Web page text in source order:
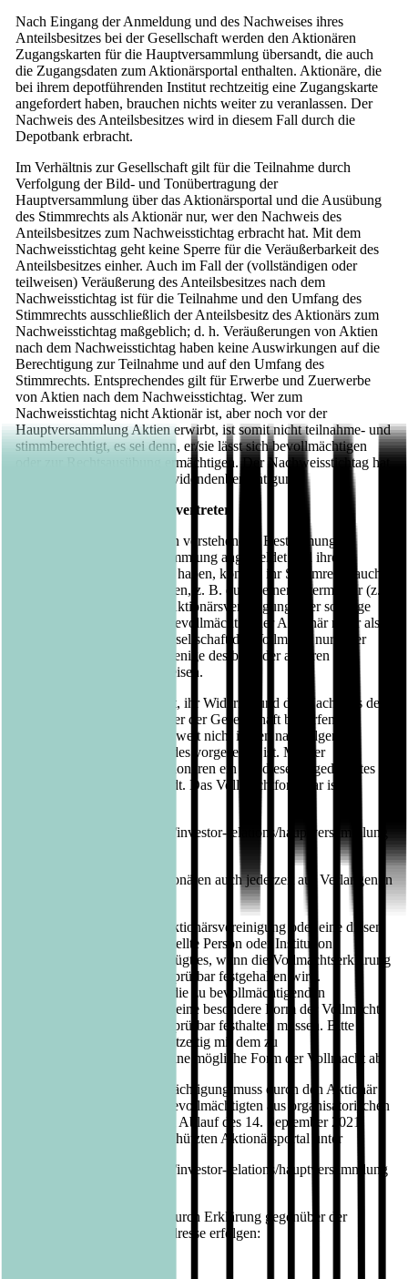
Nach Eingang der Anmeldung und des Nachweises ihres
Anteilsbesitzes bei der Gesellschaft werden den Aktionären
Zugangskarten für die Hauptversammlung übersandt, die auch
die Zugangsdaten zum Aktionärsportal enthalten. Aktionäre, die
bei ihrem depotführenden Institut rechtzeitig eine Zugangskarte
angefordert haben, brauchen nichts weiter zu veranlassen. Der
Nachweis des Anteilsbesitzes wird in diesem Fall durch die
Depotbank erbracht.
Im Verhältnis zur Gesellschaft gilt für die Teilnahme durch
Verfolgung der Bild- und Tonübertragung der
Hauptversammlung über das Aktionärsportal und die Ausübung
des Stimmrechts als Aktionär nur, wer den Nachweis des
Anteilsbesitzes zum Nachweisstichtag erbracht hat. Mit dem
Nachweisstichtag geht keine Sperre für die Veräußerbarkeit des
Anteilsbesitzes einher. Auch im Fall der (vollständigen oder
teilweisen) Veräußerung des Anteilsbesitzes nach dem
Nachweisstichtag ist für die Teilnahme und den Umfang des
Stimmrechts ausschließlich der Anteilsbesitz des Aktionärs zum
Nachweisstichtag maßgeblich; d. h. Veräußerungen von Aktien
nach dem Nachweisstichtag haben keine Auswirkungen auf die
Berechtigung zur Teilnahme und auf den Umfang des
Stimmrechts. Entsprechendes gilt für Erwerbe und Zuerwerbe
von Aktien nach dem Nachweisstichtag. Wer zum
Nachweisstichtag nicht Aktionär ist, aber noch vor der
Hauptversammlung Aktien erwirbt, ist somit nicht teilnahme- und
stimmberechtigt, es sei denn, er/sie lässt sich bevollmächtigen
oder zur Rechtsausübung ermächtigen. Der Nachweisstichtag hat
keine Bedeutung für die Dividendenberechtigung.
Stimmrecht / Stimmrechtsvertreter
Aktionäre, die sich nach den vorstehenden Bestimmungen
fristgerecht zur Hauptversammlung angemeldet und ihren
Anteilsbesitz nachgewiesen haben, können ihr Stimmrecht auch
durch einen Bevollmächtigten, z. B. durch einen Intermediär (z.
B. ein Kreditinstitut), eine Aktionärsvereinigung oder sonstige
Personen ausüben lassen. Bevollmächtigt der Aktionär mehr als
eine Person, so kann die Gesellschaft die Vollmacht nur einer
Person akzeptieren und diejenige des bzw. der anderen
Bevollmächtigten zurückweisen.
Die Erteilung der Vollmacht, ihr Widerruf und der Nachweis der
Bevollmächtigung gegenüber der Gesellschaft bedürfen der
Textform (§ 126b BGB), soweit nicht in den nachfolgenden
Bestimmungen Abweichendes vorgesehen ist. Mit der
Zugangskarte wird den Aktionären ein auf dieser abgedrucktes
Vollmachtformular übersandt. Das Vollmachtformular ist
https://www.luebbe.com/de/investor-relations/hauptversammlung
abrufbar und wird den Aktionären auch jederzeit auf Verlangen in
Soll ein Intermediär, eine Aktionärsvereinigung oder eine diesen
nach § 135 AktG gleichgestellte Person oder Institution
bevollmächtigt werden, genügt es, wenn die Vollmachtserklärung
vom Bevollmächtigen nachprüfbar festgehalten wird.
Möglicherweise verlangen die zu bevollmächtigenden
Institutionen oder Personen eine besondere Form der Vollmacht,
weil sie die Vollmacht nachprüfbar festhalten müssen. Bitte
stimmen Sie sich daher rechtzeitig mit dem zu
Bevollmächtigenden über eine mögliche Form der Vollmacht ab.
Der Nachweis der Bevollmächtigung muss durch den Aktionär
oder den entsprechenden Bevollmächtigten aus organisatorischen
Gründen bis spätestens zum Ablauf des 14. September 2021,
24:00 Uhr, im passwortgeschützten Aktionärsportal unter
https://www.luebbe.com/de/investor-relations/hauptversammlung
hochgeladen werden oder durch Erklärung gegenüber der
Gesellschaft an folgende Adresse erfolgen: